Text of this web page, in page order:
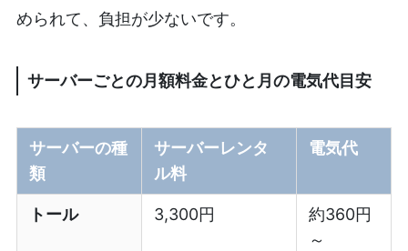
められて、負担が少ないです。
サーバーごとの月額料金とひと月の電気代目安
サーバーの種
類
サーバーレンタ
ル料
電気代
トール 3,300円
約360円
～